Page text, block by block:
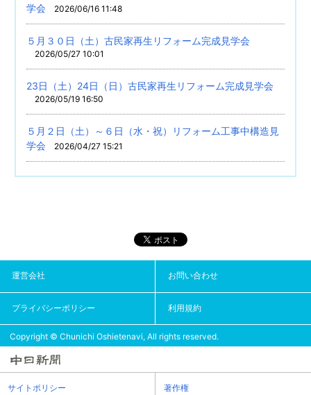
学会
2026/06/16 11:48
５月３０日（土）古民家再生リフォーム完成見学会
2026/05/27 10:01
23日（土）24日（日）古民家再生リフォーム完成見学会
2026/05/19 16:50
５月２日（土）～６日（水・祝）リフォーム工事中構造見
学会
2026/04/27 15:21
運営会社 お問い合わせ
プライバシーポリシー 利用規約
Copyright © Chunichi Oshietenavi, All rights reserved.
サイトポリシー 著作権